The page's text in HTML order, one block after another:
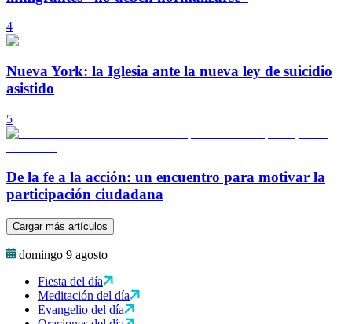
4
Nueva York: la Iglesia ante la nueva ley de suicidio
asistido
5
De la fe a la acción: un encuentro para motivar la
participación ciudadana
Cargar más artículos
domingo 9 agosto
Fiesta del día
Meditación del día
Evangelio del día